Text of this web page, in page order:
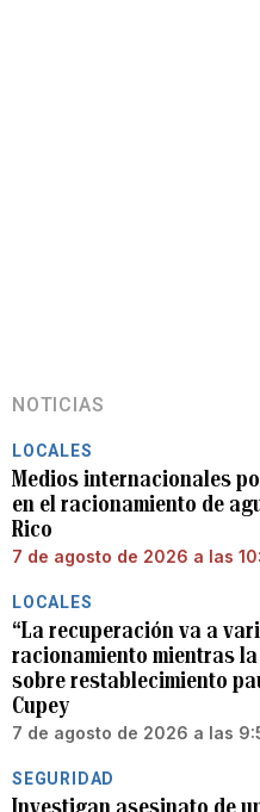
NOTICIAS
LOCALES
Medios internacionales
en el racionamiento de
Rico
7 de agosto de 2026 a las
LOCALES
“La recuperación va a
racionamiento mientras la
sobre restablecimiento
Cupey
7 de agosto de 2026 a las
SEGURIDAD
Investigan asesinato de